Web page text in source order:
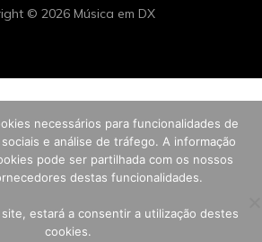
© 2026 Música em DX
necessários para funcionalidades de
e análise de tráfego. A informação
pode ser partilhada com os nossos
destas funcionalidades.
estará a consentir a utilização destes
cookies.